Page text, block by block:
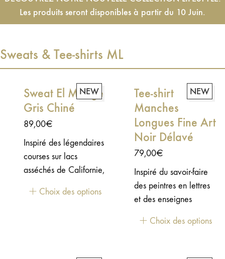
Les produits seront disponibles à partir du 10 Juin.
Sweats & Tee-shirts ML
NEW
Sweat El Mirage
Gris Chiné
89,00€
Inspiré des légendaires
courses sur lacs
asséchés de Californie,
célèbre les pionniers
Choix des options
NEW
Tee-shirt
Manches
Longues Fine Art
Noir Délavé
79,00€
Inspiré du savoir-faire
des peintres en lettres
et des enseignes
moto, le tee Fine Art
Choix des options